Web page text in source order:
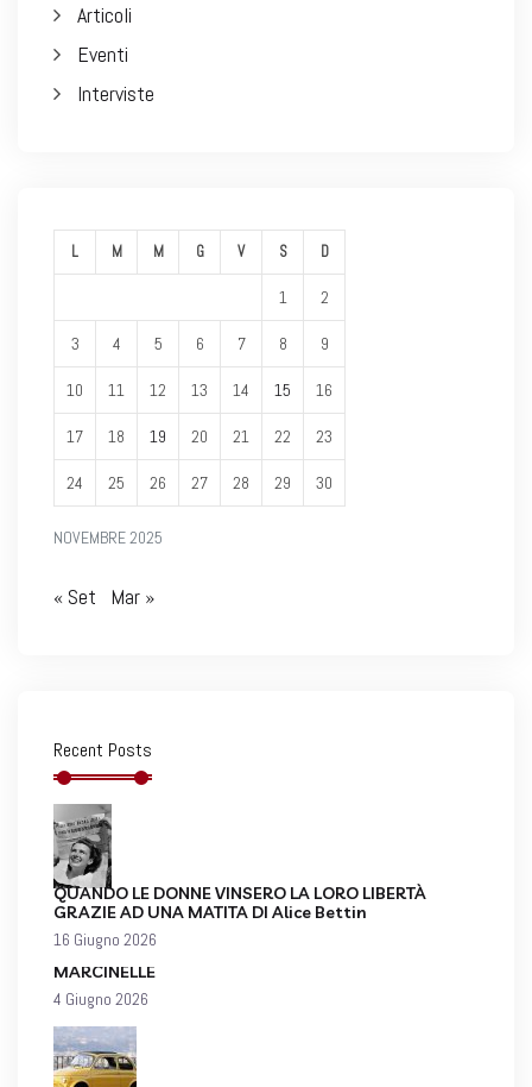
Articoli
Eventi
Interviste
NOVEMBRE 2025
L M M G V S D
1 2
3 4 5 6 7 8 9
10 11 12 13 14 15 16
17 18 19 20 21 22 23
24 25 26 27 28 29 30
« Set Mar »
Recent Posts
QUANDO LE DONNE VINSERO LA LORO LIBERTÀ
GRAZIE AD UNA MATITA DI Alice Bettin
16 Giugno 2026
MARCINELLE
4 Giugno 2026